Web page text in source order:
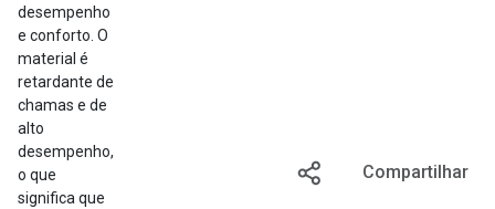
desempenho
e conforto. O
material é
retardante de
chamas e de
alto
desempenho,
o que
significa que
Compartilhar